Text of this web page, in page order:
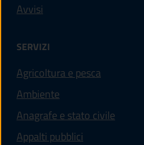
Avvisi
SERVIZI
Agricoltura e pesca
Ambiente
Anagrafe e stato civile
Appalti pubblici